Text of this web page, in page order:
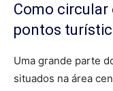
Como circular
pontos
Uma grande parte
situados na área